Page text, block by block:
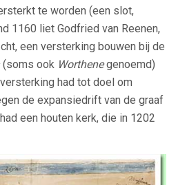
te worden (een slot,
1160 liet Godfried van Reenen,
een versterking bouwen bij de
(soms ook Worthenegenoemd)
had tot doel om
de expansiedrift van de graaf
een houten kerk, die in 1202